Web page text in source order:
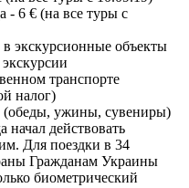
- 6 € (на все туры с
экскурсионные объекты
транспорте
налог)
(обеды, ужины, сувениры)
начал действовать
Для поездки в 34
Гражданам Украины
биометрический